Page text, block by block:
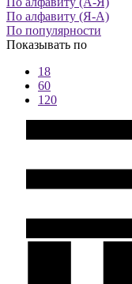
По алфавиту (Я-А)
По популярности
Показывать по
18
60
120